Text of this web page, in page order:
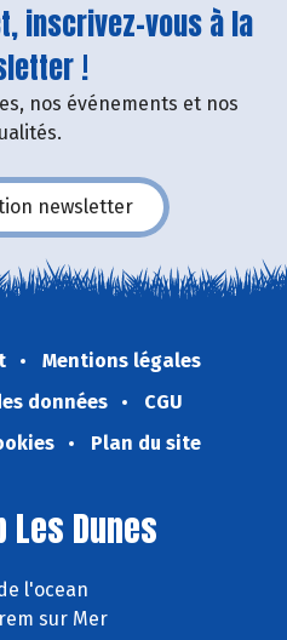
inscrivez-vous à la
!
nos événements et nos
newsletter
Mentions légales
données
CGU
Plan du site
Les Dunes
l'ocean
sur Mer